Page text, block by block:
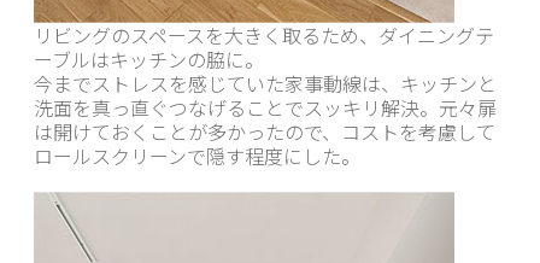
リビングのスペースを大きく取るため、ダイニングテ
ーブルはキッチンの脇に。
今までストレスを感じていた家事動線は、キッチンと
洗面を真っ直ぐつなげることでスッキリ解決。元々扉
は開けておくことが多かったので、コストを考慮して
ロールスクリーンで隠す程度にした。